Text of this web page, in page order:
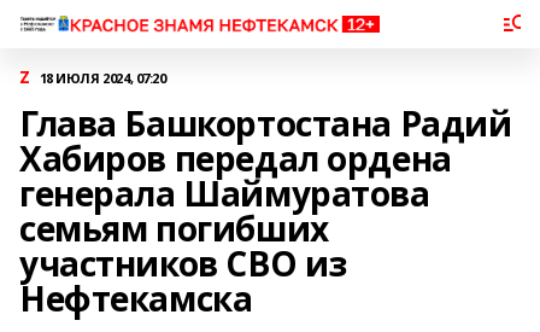
Z 18 ИЮЛЯ 2024, 07:20
Глава Башкортостана Радий
Хабиров передал ордена
генерала Шаймуратова
семьям погибших
участников СВО из
Нефтекамска